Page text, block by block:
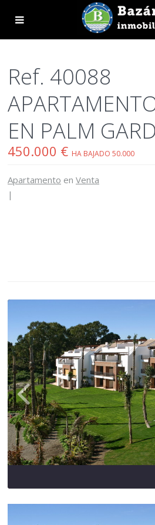
Ref. 40088
EN PALM
450.000 € HA BAJADO 50.000
Apartamento en Venta
|